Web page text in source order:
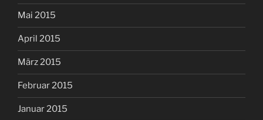
Mai 2015
April 2015
März 2015
Februar 2015
Januar 2015